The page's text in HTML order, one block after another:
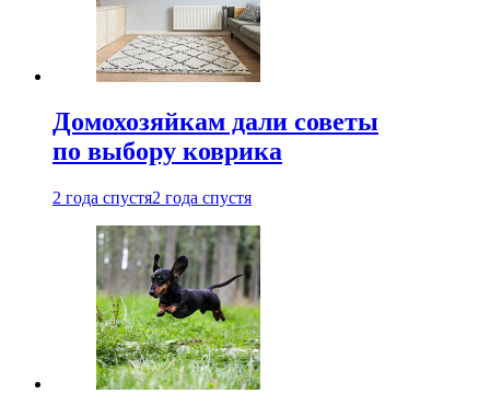
Домохозяйкам дали советы
по выбору коврика
2 года спустя2 года спустя